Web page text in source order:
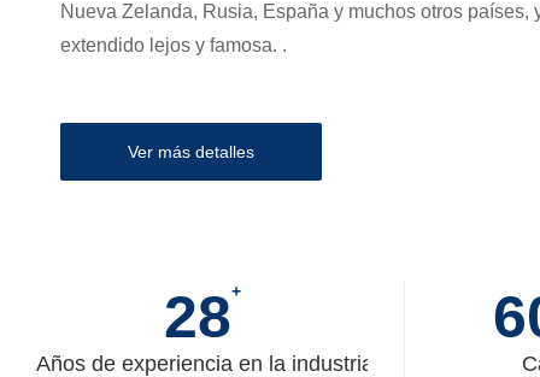
Nueva Zelanda, Rusia, España y muchos otros países,
extendido lejos y famosa. .
Ver más detalles
28+
Años de experiencia en la industria